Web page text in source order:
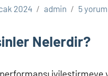
2024 admin 5 yorum
Nelerdir?